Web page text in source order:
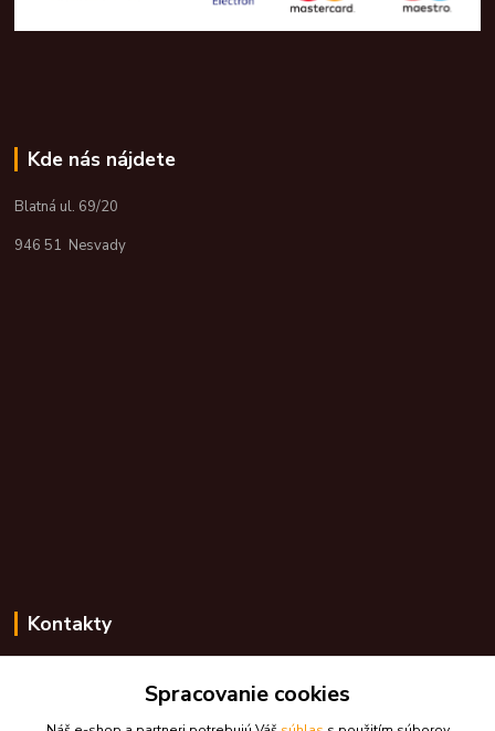
Kde nás nájdete
Blatná ul. 69/20
946 51 Nesvady
Kontakty
+421 948 776 224Spracovanie cookies